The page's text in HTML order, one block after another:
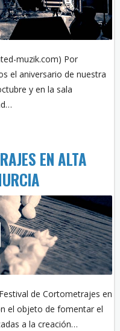
muzik.com) Por
el aniversario de nuestra
y en la sala
EN ALTA
de Cortometrajes en
el objeto de fomentar el
a la creación…